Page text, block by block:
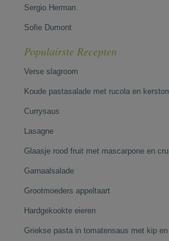
Sergio Herman
Sofie Dumont
Populairste Recepten
Verse slagroom
Koude pastasalade met rucola en
Currysaus
Lasagne
Glaasje rood fruit met mascarpone en
Garnaalsalade
Grootmoeders appeltaart
Hardgekookte eieren
Griekse pasta in tomatensaus met kip